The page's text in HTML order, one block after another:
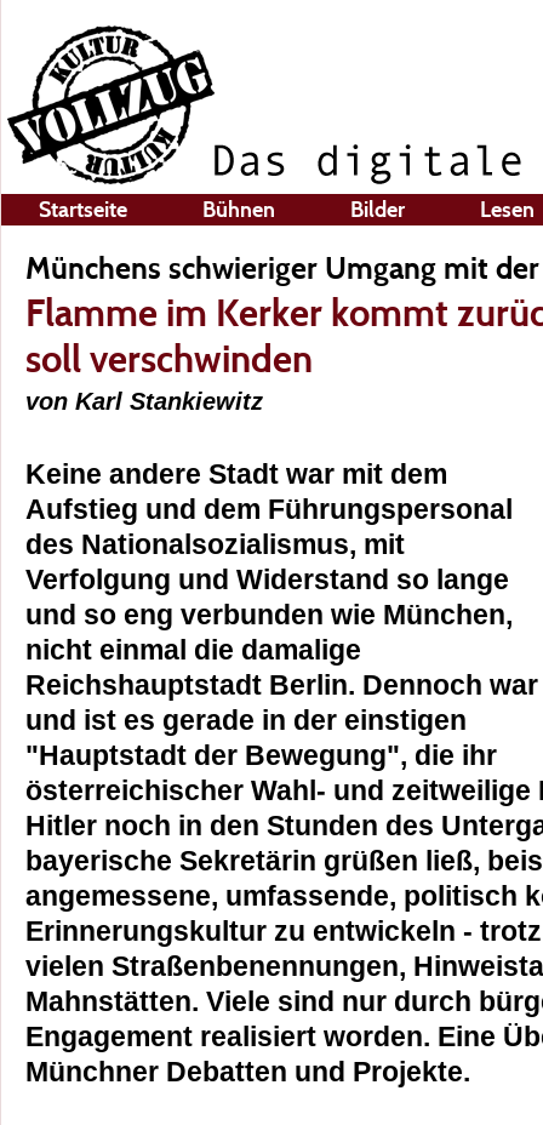
Startseite Bühnen Bilder Lesen
Münchens schwieriger Umgang mit
Flamme im Kerker kommt
soll verschwinden
von Karl Stankiewitz
Keine andere Stadt war mit dem
Aufstieg und dem Führungspersonal
des Nationalsozialismus, mit
Verfolgung und Widerstand so lange
und so eng verbunden wie München,
nicht einmal die damalige
Reichshauptstadt Berlin. Dennoch war
und ist es gerade in der einstigen
"Hauptstadt der Bewegung", die ihr
österreichischer Wahl- und zeitweilige
Hitler noch in den Stunden des
bayerische Sekretärin grüßen ließ,
angemessene, umfassende, politisch
Erinnerungskultur zu entwickeln -
vielen Straßenbenennungen,
Mahnstätten. Viele sind nur durch
Engagement realisiert worden. Eine
Münchner Debatten und Projekte.